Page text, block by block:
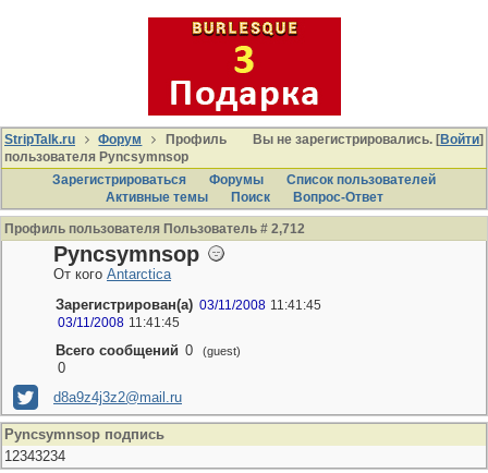
Вы не зарегистрировались. [Войти]
StripTalk.ru Форум
Профиль
пользователя Pyncsymnsop
Зарегистрироваться
Форумы
Список пользователей
Активные темы
Поиcк Вопрос-Ответ
Профиль пользователя Пользователь # 2,712
Pyncsymnsop
От кого Antarctica
Зарегистрирован(а) 03/11/2008 11:41:45
03/11/2008 11:41:45
Всего сообщений 0 (guest)
0
d8a9z4j3z2@mail.ru
Pyncsymnsop подпись
12343234